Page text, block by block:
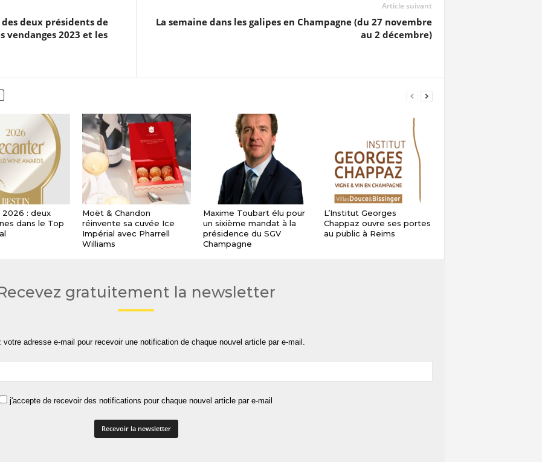
des deux présidents de
vendanges 2023 et les
Article suivant
La semaine dans les galipes en Champagne (du 27 novembre
au 2 décembre)
: deux
dans le Top
Moët & Chandon
réinvente sa cuvée Ice
Impérial avec Pharrell
Williams
Maxime Toubart élu pour
un sixième mandat à la
présidence du SGV
Champagne
L’Institut Georges
Chappaz ouvre ses portes
au public à Reims
gratuitement la newsletter
votre adresse e-mail pour recevoir une notification de chaque nouvel article par e-mail.
j'accepte de recevoir des notifications pour chaque nouvel article par e-mail